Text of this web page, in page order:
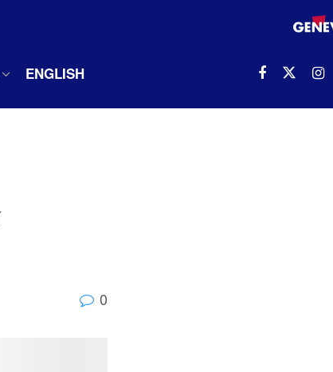
ENGLISH
0